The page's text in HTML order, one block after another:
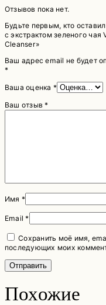
Отзывов пока нет.
Будьте первым, кто
с экстрактом зеленого чая
Cleanser»
Ваш адрес email не будет
*
Ваша оценка *
Ваш отзыв*
Имя *
Email*
Сохранить моё имя,
последующих моих
Похожие